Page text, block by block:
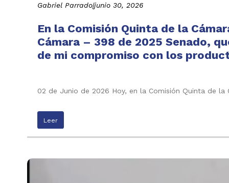
Gabriel Parrado|junio 30, 2026
En la Comisión Quinta de la
Cámara – 398 de 2025 Senado,
de mi compromiso con los
02 de Junio de 2026 Hoy, en la Comisión Quinta de
Leer